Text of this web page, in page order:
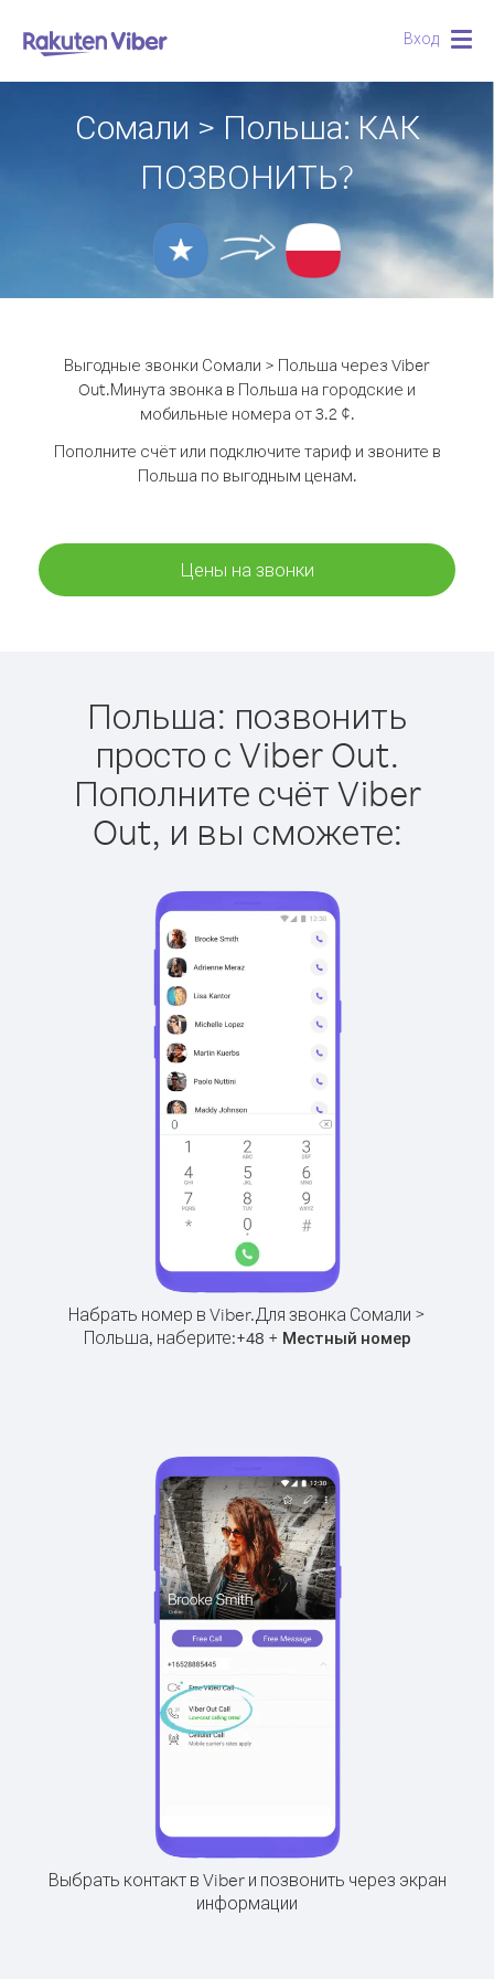
Вход
Сомали > Польша: КАК
ПОЗВОНИТЬ?
Выгодные звонки Сомали > Польша через Viber
Out.Минута звонка в Польша на городские и
мобильные номера от 3.2 ¢.
Пополните счёт или подключите тариф и звоните в
Польша по выгодным ценам.
Цены на звонки
Польша: позвонить
просто с Viber Out.
Пополните счёт Viber
Out, и вы сможете:
Набрать номер в Viber.Для звонка Сомали >
Польша, наберите:+48 + Местный номер
Выбрать контакт в Viber и позвонить через экран
информации